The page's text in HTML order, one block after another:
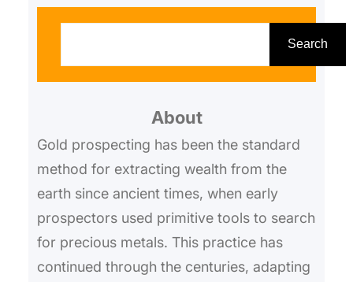
h
Search
About
Gold prospecting has been the standard
method for extracting wealth from the
earth since ancient times, when early
prospectors used primitive tools to search
for precious metals. This practice has
continued through the centuries, adapting